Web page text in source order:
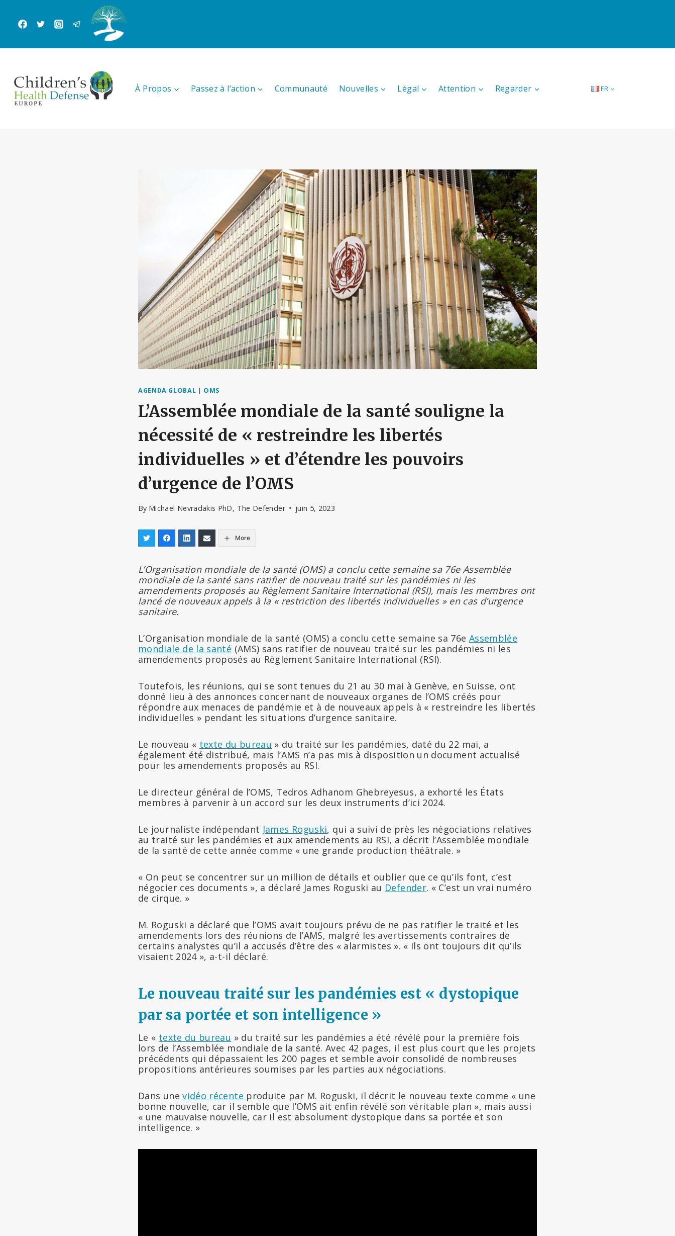
contenu
À Propos Passez à l’action Communauté Nouvelles Légal Attention Regarder FR
AGENDA GLOBAL | OMS
L’Assemblée mondiale de la santé souligne la
nécessité de « restreindre les libertés
individuelles » et d’étendre les pouvoirs
d’urgence de l’OMS
By Michael Nevradakis PhD, The Defender juin 5, 2023
More
L’Organisation mondiale de la santé (OMS) a conclu cette semaine sa 76e Assemblée
mondiale de la santé sans ratifier de nouveau traité sur les pandémies ni les
amendements proposés au Règlement Sanitaire International (RSI), mais les membres ont
lancé de nouveaux appels à la « restriction des libertés individuelles » en cas d’urgence
sanitaire.
L’Organisation mondiale de la santé (OMS) a conclu cette semaine sa 76e Assemblée
mondiale de la santé (AMS) sans ratifier de nouveau traité sur les pandémies ni les
amendements proposés au Règlement Sanitaire International (RSI).
Toutefois, les réunions, qui se sont tenues du 21 au 30 mai à Genève, en Suisse, ont
donné lieu à des annonces concernant de nouveaux organes de l’OMS créés pour
répondre aux menaces de pandémie et à de nouveaux appels à « restreindre les libertés
individuelles » pendant les situations d’urgence sanitaire.
Le nouveau « texte du bureau » du traité sur les pandémies, daté du 22 mai, a
également été distribué, mais l’AMS n’a pas mis à disposition un document actualisé
pour les amendements proposés au RSI.
Le directeur général de l’OMS, Tedros Adhanom Ghebreyesus, a exhorté les États
membres à parvenir à un accord sur les deux instruments d’ici 2024.
Le journaliste indépendant James Roguski, qui a suivi de près les négociations relatives
au traité sur les pandémies et aux amendements au RSI, a décrit l’Assemblée mondiale
de la santé de cette année comme « une grande production théâtrale. »
« On peut se concentrer sur un million de détails et oublier que ce qu’ils font, c’est
négocier ces documents », a déclaré James Roguski au Defender. « C’est un vrai numéro
de cirque. »
M. Roguski a déclaré que l’OMS avait toujours prévu de ne pas ratifier le traité et les
amendements lors des réunions de l’AMS, malgré les avertissements contraires de
certains analystes qu’il a accusés d’être des « alarmistes ». « Ils ont toujours dit qu’ils
visaient 2024 », a-t-il déclaré.
Le nouveau traité sur les pandémies est « dystopique
par sa portée et son intelligence »
Le « texte du bureau » du traité sur les pandémies a été révélé pour la première fois
lors de l’Assemblée mondiale de la santé. Avec 42 pages, il est plus court que les projets
précédents qui dépassaient les 200 pages et semble avoir consolidé de nombreuses
propositions antérieures soumises par les parties aux négociations.
Dans unevidéo récente produite par M. Roguski, il décrit le nouveau texte comme « une
bonne nouvelle, car il semble que l’OMS ait enfin révélé son véritable plan », mais aussi
« une mauvaise nouvelle, car il est absolument dystopique dans sa portée et son
intelligence. »